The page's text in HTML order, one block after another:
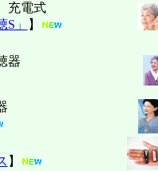
充電式
」 】
器
】